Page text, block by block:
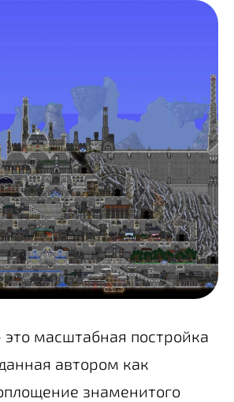
масштабная постройка
автором как
знаменитого